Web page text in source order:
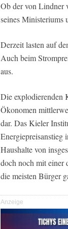
Ob der von Lindner
seines Ministeriums
Derzeit lasten auf
Auch beim
aus.
Die explodierenden
Ökonomen
dar. Das Kieler
Energiepreisanstieg
Haushalte von
doch noch mit einer
die meisten Bürger
Anzeige